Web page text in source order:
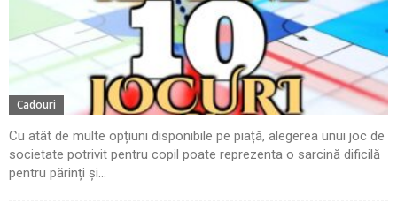
Cadouri
Cu atât de multe opțiuni disponibile pe piață, alegerea unui joc de
societate potrivit pentru copil poate reprezenta o sarcină dificilă
pentru părinți și...